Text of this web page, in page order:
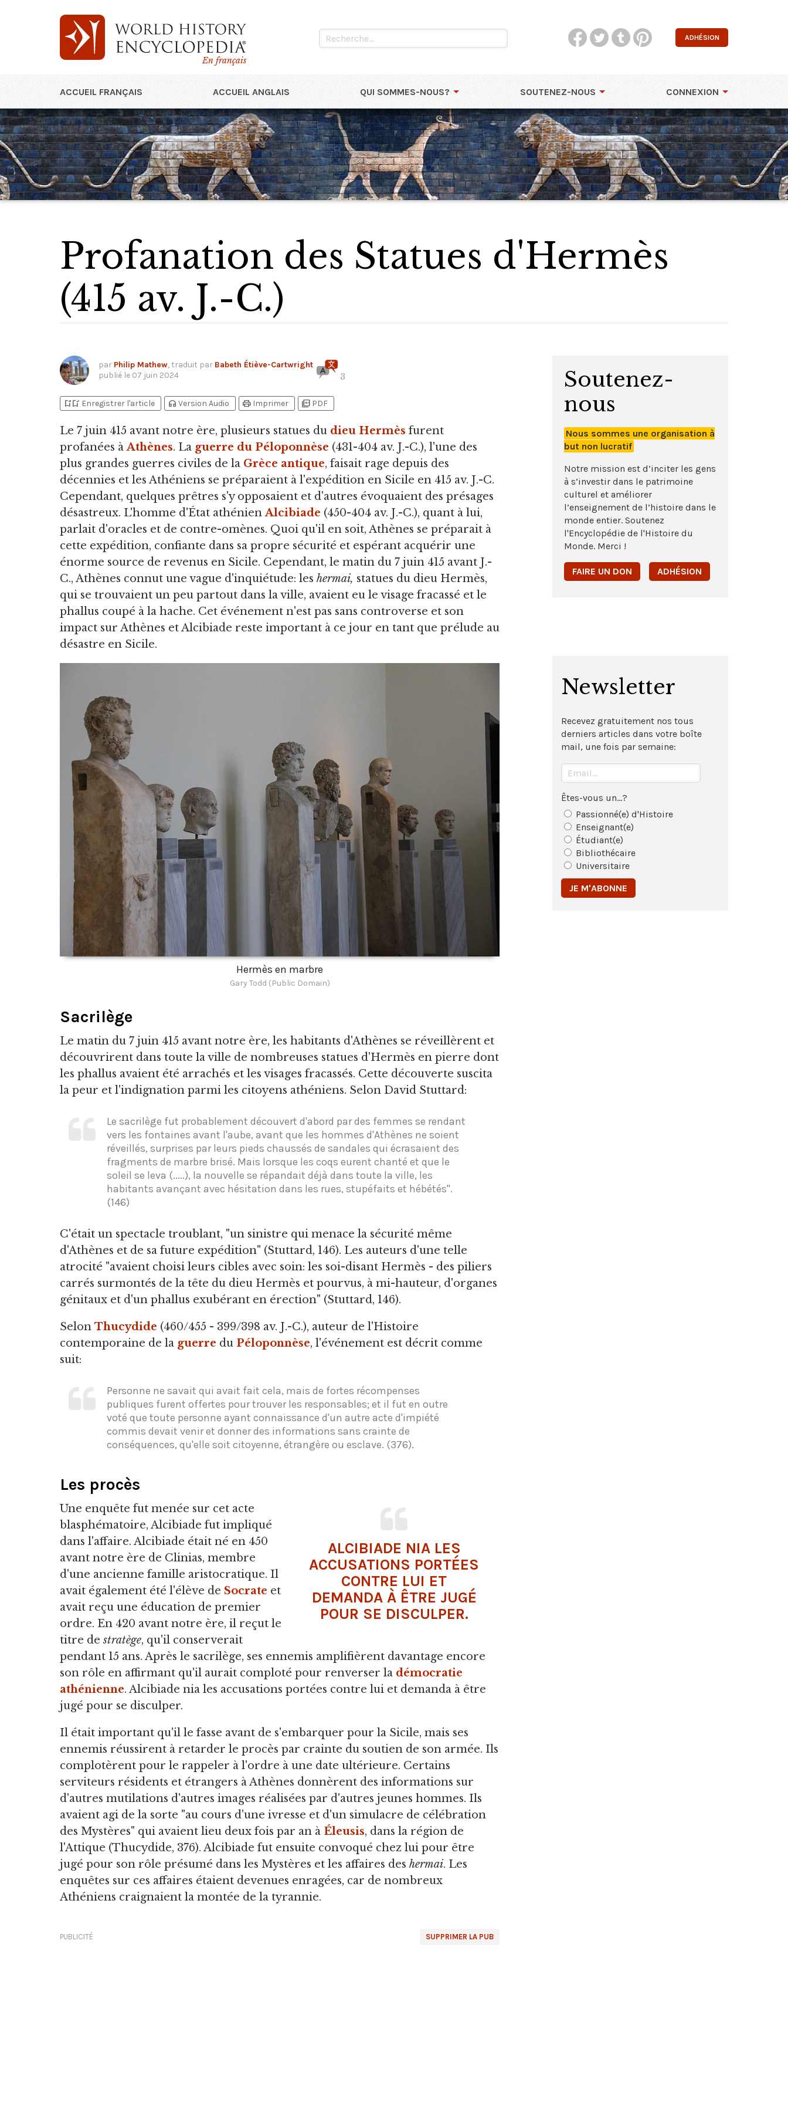
En français
ADHÉSION
ACCUEIL FRANÇAIS ACCUEIL ANGLAIS QUI SOMMES-NOUS? SOUTENEZ-NOUS CONNEXION
Profanation des Statues d'Hermès
(415 av. J.-C.)
par Philip Mathew, traduit par Babeth Étiève-Cartwright
publié le 07 juin 2024 3
bookmark_addbookmark_added Enregistrer l'article headphones Version Audio print Imprimer picture_as_pdf PDF
Le 7 juin 415 avant notre ère, plusieurs statues du dieu Hermès furent
profanées àAthènes. La guerre du Péloponnèse (431-404 av. J.-C.), l'une des
plus grandes guerres civiles de la Grèce antique, faisait rage depuis des
décennies et les Athéniens se préparaient à l'expédition en Sicile en 415 av. J.-C.
Cependant, quelques prêtres s'y opposaient et d'autres évoquaient des présages
désastreux. L'homme d'État athénienAlcibiade (450-404 av. J.-C.), quant à lui,
parlait d'oracles et de contre-omènes. Quoi qu'il en soit, Athènes se préparait à
cette expédition, confiante dans sa propre sécurité et espérant acquérir une
énorme source de revenus en Sicile. Cependant, le matin du 7 juin 415 avant J.-
C., Athènes connut une vague d'inquiétude: les hermai, statues du dieu Hermès,
qui se trouvaient un peu partout dans la ville, avaient eu le visage fracassé et le
phallus coupé à la hache. Cet événement n'est pas sans controverse et son
impact sur Athènes et Alcibiade reste important à ce jour en tant que prélude au
désastre en Sicile.
Hermès en marbre
Gary Todd (Public Domain)
Sacrilège
Le matin du 7 juin 415 avant notre ère, les habitants d'Athènes se réveillèrent et
découvrirent dans toute la ville de nombreuses statues d'Hermès en pierre dont
les phallus avaient été arrachés et les visages fracassés. Cette découverte suscita
la peur et l'indignation parmi les citoyens athéniens. Selon David Stuttard:
Le sacrilège fut probablement découvert d'abord par des femmes se rendant
vers les fontaines avant l'aube, avant que les hommes d'Athènes ne soient
réveillés, surprises par leurs pieds chaussés de sandales qui écrasaient des
fragments de marbre brisé. Mais lorsque les coqs eurent chanté et que le
soleil se leva (.....), la nouvelle se répandait déjà dans toute la ville, les
habitants avançant avec hésitation dans les rues, stupéfaits et hébétés".
(146)
C'était un spectacle troublant, "un sinistre qui menace la sécurité même
d'Athènes et de sa future expédition" (Stuttard, 146). Les auteurs d'une telle
atrocité "avaient choisi leurs cibles avec soin: les soi-disant Hermès - des piliers
carrés surmontés de la tête du dieu Hermès et pourvus, à mi-hauteur, d'organes
génitaux et d'un phallus exubérant en érection" (Stuttard, 146).
Selon Thucydide (460/455 - 399/398 av. J.-C.), auteur de l'Histoire
contemporaine de la guerre du Péloponnèse, l'événement est décrit comme
suit:
Personne ne savait qui avait fait cela, mais de fortes récompenses
publiques furent offertes pour trouver les responsables; et il fut en outre
voté que toute personne ayant connaissance d'un autre acte d'impiété
commis devait venir et donner des informations sans crainte de
conséquences, qu'elle soit citoyenne, étrangère ou esclave. (376).
Les procès
ALCIBIADE NIA LES
ACCUSATIONS PORTÉES
CONTRE LUI ET
DEMANDA À ÊTRE JUGÉ
POUR SE DISCULPER.
Une enquête fut menée sur cet acte
blasphématoire, Alcibiade fut impliqué
dans l'affaire. Alcibiade était né en 450
avant notre ère de Clinias, membre
d'une ancienne famille aristocratique. Il
avait également été l'élève de Socrate et
avait reçu une éducation de premier
ordre. En 420 avant notre ère, il reçut le
titre destratège, qu'il conserverait
pendant 15 ans. Après le sacrilège, ses ennemis amplifièrent davantage encore
son rôle en affirmant qu'il aurait comploté pour renverser la démocratie
athénienne. Alcibiade nia les accusations portées contre lui et demanda à être
jugé pour se disculper.
Il était important qu'il le fasse avant de s'embarquer pour la Sicile, mais ses
ennemis réussirent à retarder le procès par crainte du soutien de son armée. Ils
complotèrent pour le rappeler à l'ordre à une date ultérieure. Certains
serviteurs résidents et étrangers à Athènes donnèrent des informations sur
d'autres mutilations d'autres images réalisées par d'autres jeunes hommes. Ils
avaient agi de la sorte "au cours d'une ivresse et d'un simulacre de célébration
des Mystères" qui avaient lieu deux fois par an à Éleusis, dans la région de
l'Attique (Thucydide, 376). Alcibiade fut ensuite convoqué chez lui pour être
jugé pour son rôle présumé dans les Mystères et les affaires des hermai. Les
enquêtes sur ces affaires étaient devenues enragées, car de nombreux
Athéniens craignaient la montée de la tyrannie.
SUPPRIMER LA PUB
PUBLICITÉ
Soutenez-
nous
Nous sommes une organisation à
but non lucratif
Notre mission est d’inciter les gens
à s’investir dans le patrimoine
culturel et améliorer
l’enseignement de l’histoire dans le
monde entier. Soutenez
l'Encyclopédie de l'Histoire du
Monde. Merci !
FAIRE UN DON ADHÉSION
Newsletter
Recevez gratuitement nos tous
derniers articles dans votre boîte
mail, une fois par semaine:
Êtes-vous un...?
Passionné(e) d'Histoire
Enseignant(e)
Étudiant(e)
Bibliothécaire
Universitaire